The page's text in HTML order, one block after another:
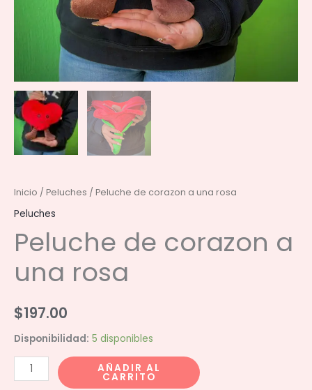
Inicio / Peluches / Peluche de corazon a una rosa
Peluches
Peluche de corazon a
una rosa
$197.00
Disponibilidad: 5 disponibles
Peluche
de
AÑADIR AL
CARRITO